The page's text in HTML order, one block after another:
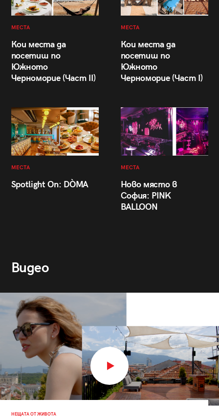
МЕСТА
Кои места да
посетиш по
Южното
Черноморие (Част II)
МЕСТА
Кои места да
посетиш по
Южното
Черноморие (Част I)
МЕСТА
Spotlight On: DÒMA
МЕСТА
Ново място в
София: PINK
BALLOON
Видео
НЕЩАТА ОТ ЖИВОТА